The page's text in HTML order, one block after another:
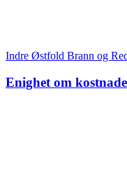
Indre Østfold Brann og
Enighet om